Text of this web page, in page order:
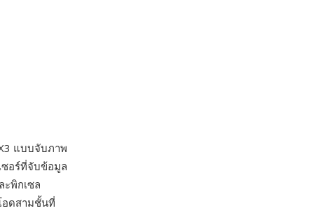
แบบจับภาพ
ซอร์ที่จับข้อมูล
ะพิกเซล
อดสามชั้นที่